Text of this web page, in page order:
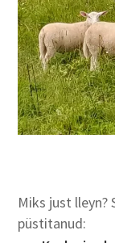
Miks just
püstitanud: